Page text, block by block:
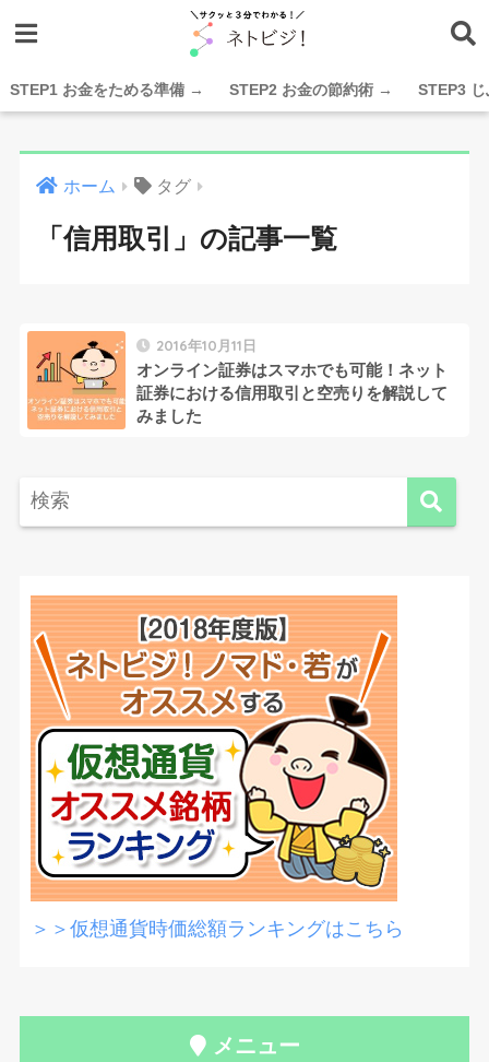
STEP1 お金をためる準備 → STEP2 お金の節約術 → STEP3
ホーム タグ
「信用取引」の記事一覧
2016年10月11日
オンライン証券はスマホでも可能！ネット
証券における信用取引と空売りを解説して
みました
＞＞仮想通貨時価総額ランキングはこちら
メニュー